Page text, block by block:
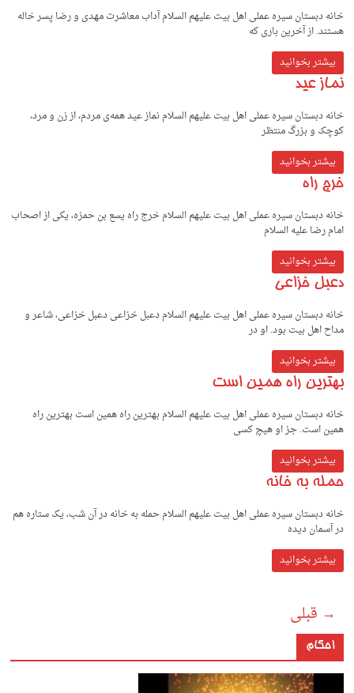
خانه دبستان سیره عملی اهل بیت علیهم السلام آداب معاشرت ﻣﻬﺪى و رﺿﺎ ﭘﺴﺮ ﺧﺎﻟﻪ
ﻫﺴﺘﻨﺪ. از آﺧﺮﻳﻦ ﺑﺎرى ﻛﻪ
بیشتر بخوانید
نماز عید
خانه دبستان سیره عملی اهل بیت علیهم السلام نماز عید همه‌ی مردم، از زن و مرد،
کوچک و بزرگ منتظر
بیشتر بخوانید
خرج راه
خانه دبستان سیره عملی اهل بیت علیهم السلام خرج راه یسع بن حمزه، یکی از اصحاب
امام رضا علیه السلام
بیشتر بخوانید
دعبل خزاعی
خانه دبستان سیره عملی اهل بیت علیهم السلام دعبل خزاعی دعبل خزاعی، شاعر و
مداح اهل بیت بود. او در
بیشتر بخوانید
بهترین راه همین است
خانه دبستان سیره عملی اهل بیت علیهم السلام بهترین راه همین است بهترین راه
همین است. جز او هیچ کسی
بیشتر بخوانید
حمله به خانه
خانه دبستان سیره عملی اهل بیت علیهم السلام حمله به خانه در آن شب، یک ستاره هم
در آسمان دیده
بیشتر بخوانید
→ قبلی
احکام